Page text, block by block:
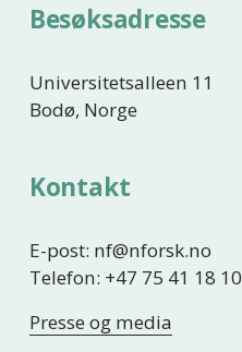
Besøksadresse
Universitetsalleen 11
Bodø, Norge
Kontakt
E-post: nf@nforsk.no
Telefon: +47 75 41 18 10
Presse og media